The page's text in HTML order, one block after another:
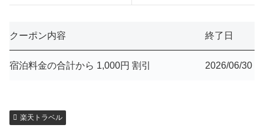
クーポン内容 終了日
宿泊料金の合計から 1,000円 割引 2026/06/30
楽天トラベル